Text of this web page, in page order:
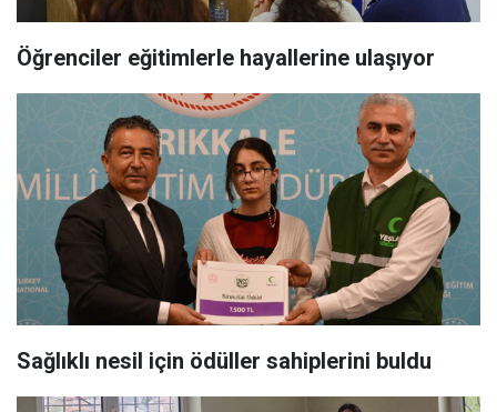
Öğrenciler eğitimlerle hayallerine ulaşıyor
Sağlıklı nesil için ödüller sahiplerini buldu